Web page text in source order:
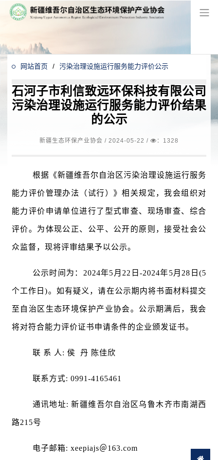
网站首页 / 污染治理设施运行服务能力评价公示
石河子市利信致远环保科技有限公司
污染治理设施运行服务能力评价结果
的公示
新疆生态环保产业协会 / 2024-05-22 / ：1328
根据《新疆维吾尔自治区污染治理设施运行服务
能力评价管理办法（试行）》相关规定，我会组织对
能力评价申请单位进行了型式审查、现场审查、综合
评价。为体现公正、公平、公开的原则，接受社会公
众监督，现将评审结果予以公示。
公示时间为：2024年5月22日-2024年5月28日(5
个工作日)。如有疑义，请在公示期内将书面材料提交
至自治区生态环境保护产业协会。公示期满后，我会
将对符合能力评价证书申请条件的企业颁发证书。
联 系 人: 侯 丹 陈佳欣
联系方式: 0991-4165461
通讯地址: 新疆维吾尔自治区乌鲁木齐市南湖西
路215号
电子邮箱: xeepiajs＠163.com